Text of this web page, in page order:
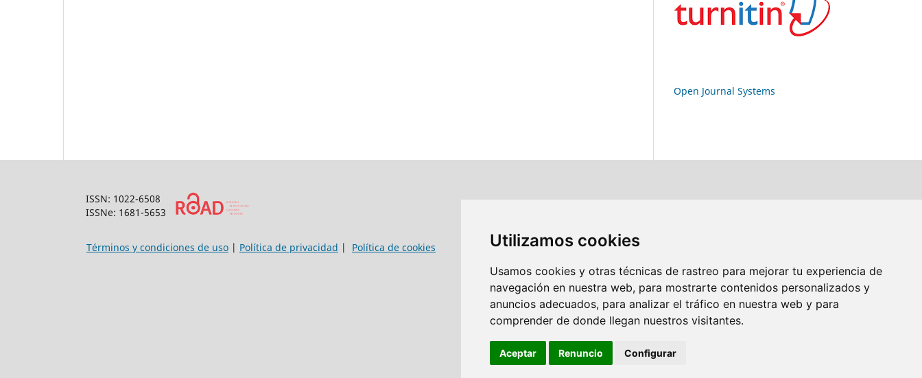
Utilizamos cookies
Usamos cookies y otras técnicas de rastreo para mejorar tu experiencia de
navegación en nuestra web, para mostrarte contenidos personalizados y
anuncios adecuados, para analizar el tráfico en nuestra web y para
comprender de donde llegan nuestros visitantes.
Aceptar Renuncio Configurar
Open Journal Systems
ISSN: 1022-6508
ISSNe: 1681-5653
Términos y condiciones de uso | Política de privacidad | Política de cookies